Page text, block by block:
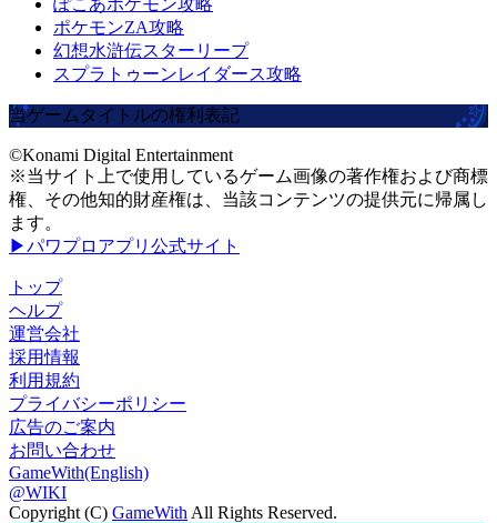
ポケモンZA攻略
幻想水滸伝スターリープ
スプラトゥーンレイダース攻略
当ゲームタイトルの権利表記
©Konami Digital Entertainment
※当サイト上で使用しているゲーム画像の著作権および商標
権、その他知的財産権は、当該コンテンツの提供元に帰属し
ます。
▶パワプロアプリ公式サイト
トップ
ヘルプ
運営会社
採用情報
利用規約
プライバシーポリシー
広告のご案内
お問い合わせ
GameWith(English)
@WIKI
Copyright (C) GameWith All Rights Reserved.